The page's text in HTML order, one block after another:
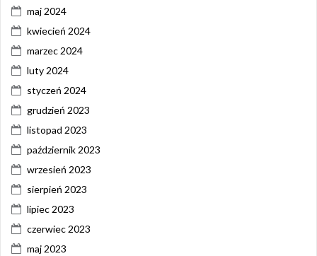
maj 2024
kwiecień 2024
marzec 2024
luty 2024
styczeń 2024
grudzień 2023
listopad 2023
październik 2023
wrzesień 2023
sierpień 2023
lipiec 2023
czerwiec 2023
maj 2023